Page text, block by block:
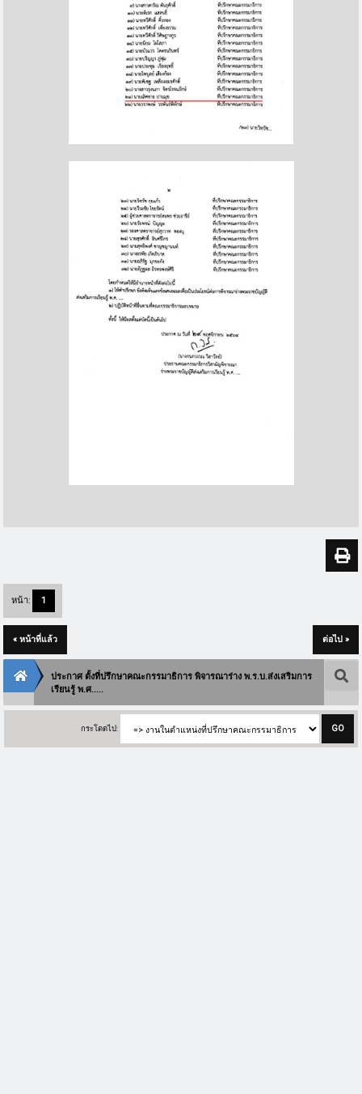
หน้า: 1
« หน้าที่แล้ว ต่อไป »
ประกาศ ตั้งที่ปรึกษาคณะกรรมาธิการ พิจารณาร่าง พ.ร.บ.ส่งเสริมการ
เรียนรู้ พ.ศ.....
กระโดดไป: